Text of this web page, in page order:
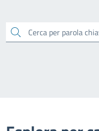
cerca